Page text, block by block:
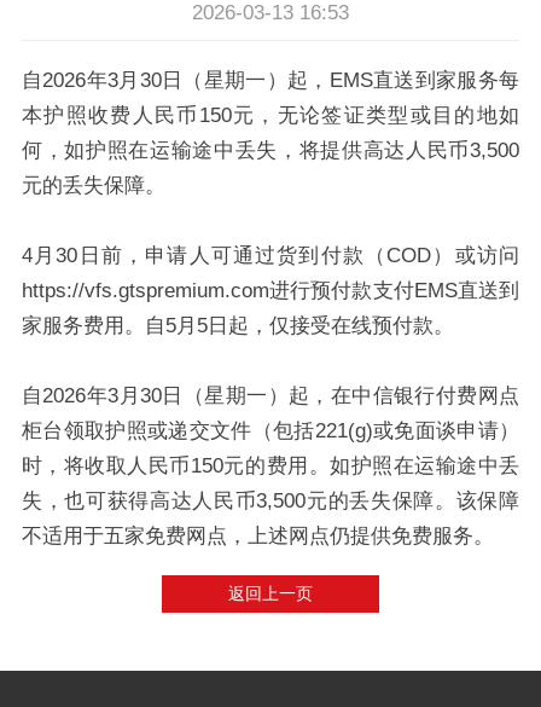
2026-03-13 16:53
自2026年3月30日（星期一）起，EMS直送到家服务每
本护照收费人民币150元，无论签证类型或目的地如
何，如护照在运输途中丢失，将提供高达人民币3,500
元的丢失保障。
4月30日前，申请人可通过货到付款（COD）或访问
https://vfs.gtspremium.com进行预付款支付EMS直送到
家服务费用。自5月5日起，仅接受在线预付款。
自2026年3月30日（星期一）起，在中信银行付费网点
柜台领取护照或递交文件（包括221(g)或免面谈申请）
时，将收取人民币150元的费用。如护照在运输途中丢
失，也可获得高达人民币3,500元的丢失保障。该保障
不适用于五家免费网点，上述网点仍提供免费服务。
返回上一页